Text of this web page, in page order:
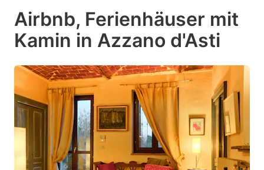
Airbnb, Ferienhäuser mit
Kamin in Azzano d'Asti